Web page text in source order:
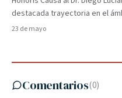
destacada trayectoria en el
23 de mayo
Comentarios(0)